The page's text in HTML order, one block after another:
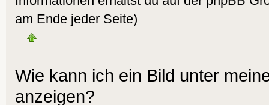
am Ende jeder Seite)
Wie kann ich ein Bild unter
anzeigen?